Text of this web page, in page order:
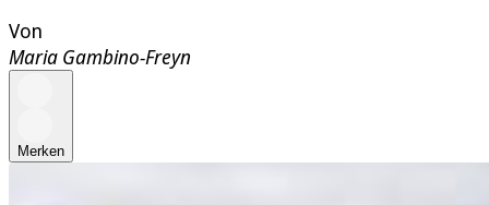
Von
Maria Gambino-Freyn
Merken